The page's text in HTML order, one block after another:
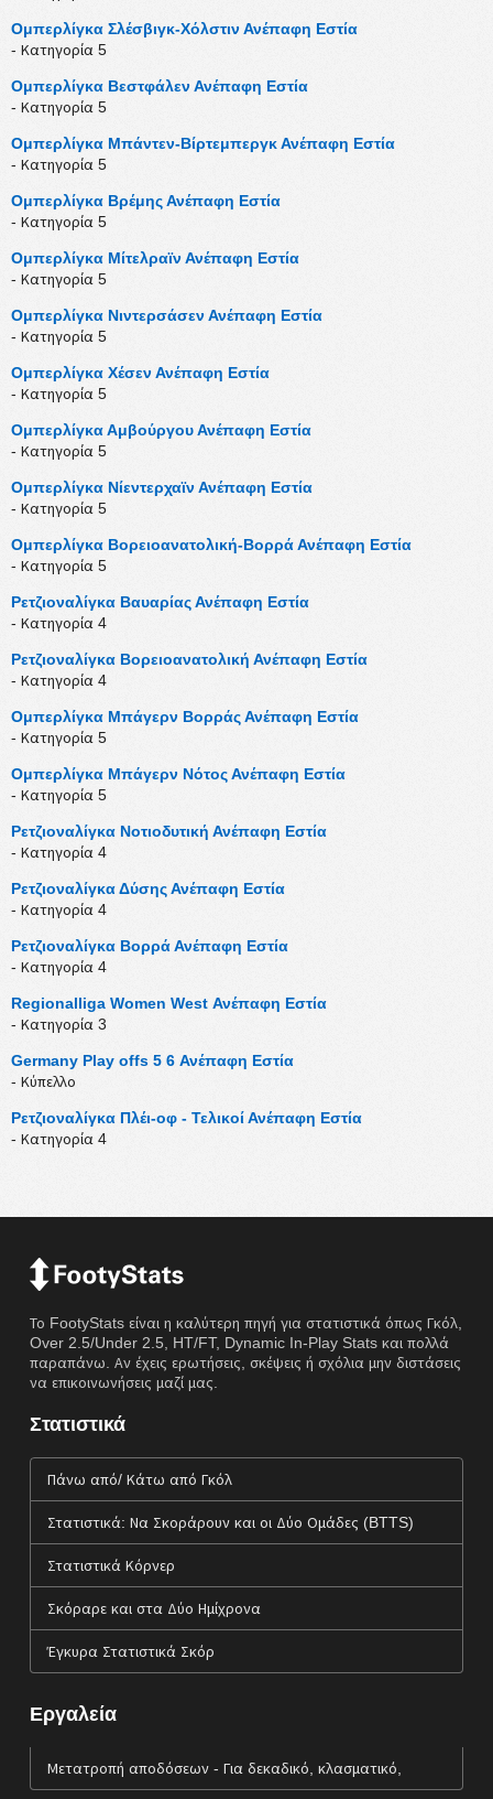
Ομπερλίγκα Σλέσβιγκ-Χόλστιν Ανέπαφη Εστία
- Κατηγορία 5
Ομπερλίγκα Βεστφάλεν Ανέπαφη Εστία
- Κατηγορία 5
Ομπερλίγκα Μπάντεν-Βίρτεμπεργκ Ανέπαφη Εστία
- Κατηγορία 5
Ομπερλίγκα Βρέμης Ανέπαφη Εστία
- Κατηγορία 5
Ομπερλίγκα Μίτελραϊν Ανέπαφη Εστία
- Κατηγορία 5
Ομπερλίγκα Νιντερσάσεν Ανέπαφη Εστία
- Κατηγορία 5
Ομπερλίγκα Χέσεν Ανέπαφη Εστία
- Κατηγορία 5
Ομπερλίγκα Αμβούργου Ανέπαφη Εστία
- Κατηγορία 5
Ομπερλίγκα Νίεντερχαϊν Ανέπαφη Εστία
- Κατηγορία 5
Ομπερλίγκα Βορειοανατολική-Βορρά Ανέπαφη Εστία
- Κατηγορία 5
Ρετζιοναλίγκα Βαυαρίας Ανέπαφη Εστία
- Κατηγορία 4
Ρετζιοναλίγκα Βορειοανατολική Ανέπαφη Εστία
- Κατηγορία 4
Ομπερλίγκα Μπάγερν Βορράς Ανέπαφη Εστία
- Κατηγορία 5
Ομπερλίγκα Μπάγερν Νότος Ανέπαφη Εστία
- Κατηγορία 5
Ρετζιοναλίγκα Νοτιοδυτική Ανέπαφη Εστία
- Κατηγορία 4
Ρετζιοναλίγκα Δύσης Ανέπαφη Εστία
- Κατηγορία 4
Ρετζιοναλίγκα Βορρά Ανέπαφη Εστία
- Κατηγορία 4
Regionalliga Women West Ανέπαφη Εστία
- Κατηγορία 3
Germany Play offs 5 6 Ανέπαφη Εστία
- Κύπελλο
Ρετζιοναλίγκα Πλέι-οφ - Τελικοί Ανέπαφη Εστία
- Κατηγορία 4
Το FootyStats είναι η καλύτερη πηγή για στατιστικά όπως Γκόλ,
Over 2.5/Under 2.5, HT/FT, Dynamic In-Play Stats και πολλά
παραπάνω. Αν έχεις ερωτήσεις, σκέψεις ή σχόλια μην διστάσεις
να επικοινωνήσεις μαζί μας.
Στατιστικά
Πάνω από/ Κάτω από Γκόλ
Στατιστικά: Να Σκοράρουν και οι Δύο Ομάδες (BTTS)
Στατιστικά Κόρνερ
Σκόραρε και στα Δύο Ημίχρονα
Έγκυρα Στατιστικά Σκόρ
Εργαλεία
Μετατροπή αποδόσεων - Για δεκαδικό, κλασματικό,